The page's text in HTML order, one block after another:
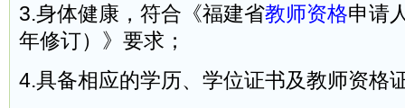
3.身体健康，符合《福建省教师资格申请
年修订）》要求；
4.具备相应的学历、学位证书及教师资格